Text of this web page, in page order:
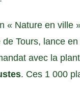
« Nature en ville
de Tours, lance
avec la
. Ces 1 000